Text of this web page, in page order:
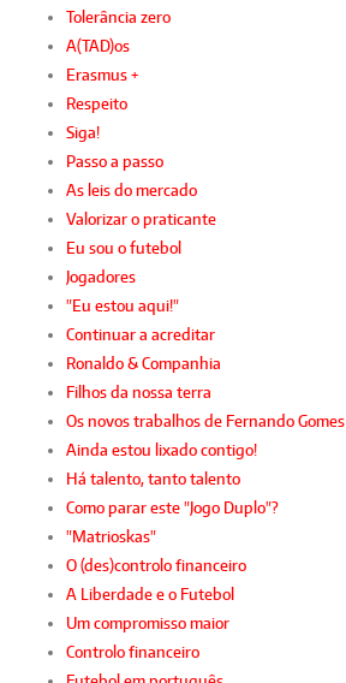
Tolerância zero
A(TAD)os
Erasmus +
Respeito
Siga!
Passo a passo
As leis do mercado
Valorizar o praticante
Eu sou o futebol
Jogadores
"Eu estou aqui!"
Continuar a acreditar
Ronaldo & Companhia
Filhos da nossa terra
Os novos trabalhos de Fernando Gomes
Ainda estou lixado contigo!
Há talento, tanto talento
Como parar este "Jogo Duplo"?
"Matrioskas"
O (des)controlo financeiro
A Liberdade e o Futebol
Um compromisso maior
Controlo financeiro